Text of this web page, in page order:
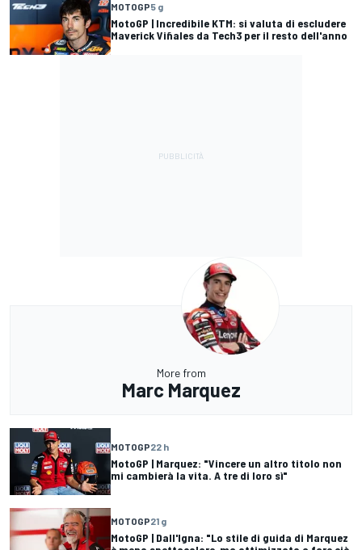
MOTOGP5 g
MotoGP | Incredibile KTM: si valuta di escludere
Maverick Viñales da Tech3 per il resto dell'anno
More from
Marc Marquez
MOTOGP22 h
MotoGP | Marquez: "Vincere un altro titolo non
mi cambierà la vita. A tre di loro sì"
MOTOGP21 g
MotoGP | Dall'Igna: "Lo stile di guida di Marquez